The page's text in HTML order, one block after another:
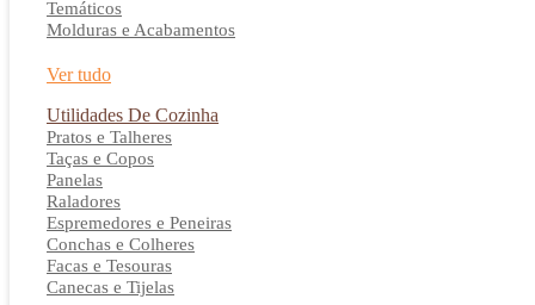
Temáticos
Molduras e Acabamentos
Ver tudo
Utilidades De Cozinha
Pratos e Talheres
Taças e Copos
Panelas
Raladores
Espremedores e Peneiras
Conchas e Colheres
Facas e Tesouras
Canecas e Tijelas